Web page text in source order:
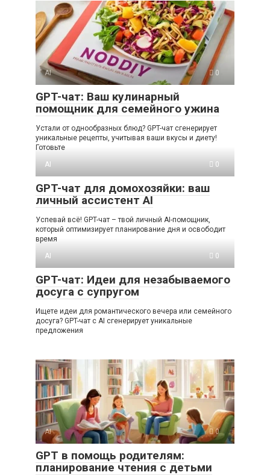
AI 0
GPT-чат: Ваш кулинарный
помощник для семейного ужина
Устали от однообразных блюд? GPT-чат сгенерирует
уникальные рецепты, учитывая ваши вкусы и диету!
Готовьте
AI
0
GPT-чат для домохозяйки: ваш
личный ассистент AI
Успевай всё! GPT-чат – твой личный AI-помощник,
который оптимизирует планирование дня и освободит
время
AI
0
GPT-чат: Идеи для незабываемого
досуга с супругом
Ищете идеи для романтического вечера или семейного
досуга? GPT-чат с AI сгенерирует уникальные
предложения
AI 0
GPT в помощь родителям:
планирование чтения с детьми